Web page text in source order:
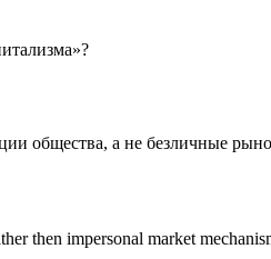
общества, а не безличные
then impersonal market